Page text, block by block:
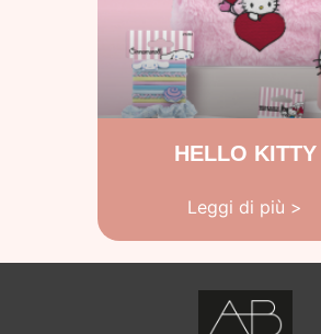
HELLO KITTY
Leggi di più >